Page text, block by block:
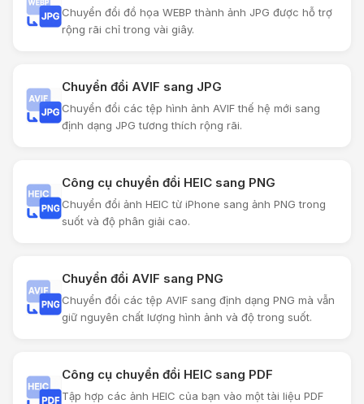
Chuyển đổi đồ họa WEBP thành ảnh JPG được hỗ trợ
rộng rãi chỉ trong vài giây.
Chuyển đổi AVIF sang JPG
Chuyển đổi các tệp hình ảnh AVIF thế hệ mới sang
định dạng JPG tương thích rộng rãi.
Công cụ chuyển đổi HEIC sang PNG
Chuyển đổi ảnh HEIC từ iPhone sang ảnh PNG trong
suốt và độ phân giải cao.
Chuyển đổi AVIF sang PNG
Chuyển đổi các tệp AVIF sang định dạng PNG mà vẫn
giữ nguyên chất lượng hình ảnh và độ trong suốt.
Công cụ chuyển đổi HEIC sang PDF
Tập hợp các ảnh HEIC của bạn vào một tài liệu PDF